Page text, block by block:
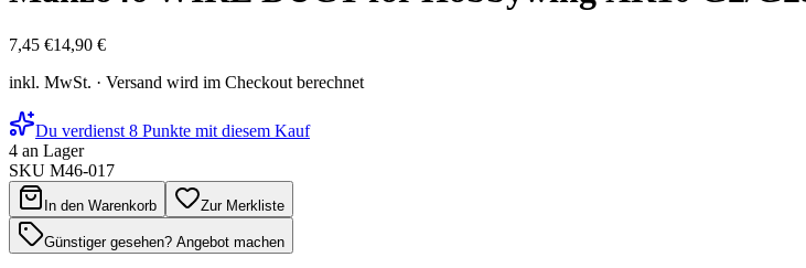
7,45 €14,90 €
inkl. MwSt. · Versand wird im Checkout berechnet
Du verdienst 8 Punkte mit diesem Kauf
4 an Lager
SKU M46-017
In den Warenkorb Zur Merkliste
Günstiger gesehen? Angebot machen